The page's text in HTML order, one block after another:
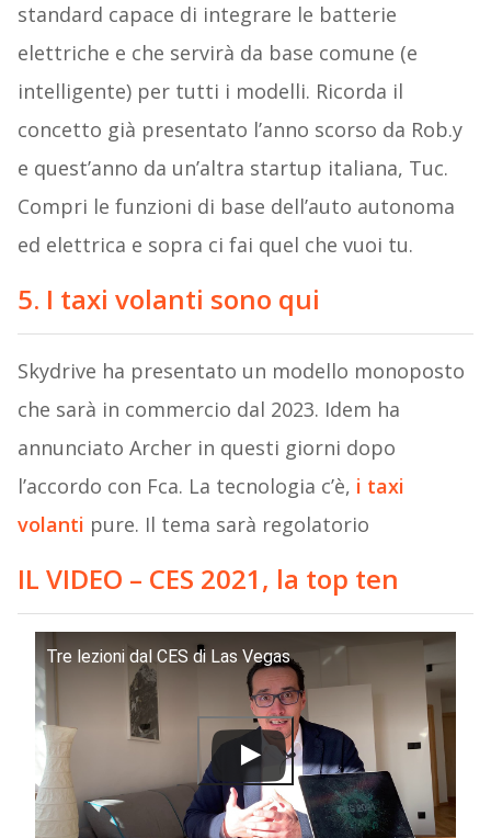
standard capace di integrare le batterie
elettriche e che servirà da base comune (e
intelligente) per tutti i modelli. Ricorda il
concetto già presentato l’anno scorso da Rob.y
e quest’anno da un’altra startup italiana, Tuc.
Compri le funzioni di base dell’auto autonoma
ed elettrica e sopra ci fai quel che vuoi tu.
5. I taxi volanti sono qui
Skydrive ha presentato un modello monoposto
che sarà in commercio dal 2023. Idem ha
annunciato Archer in questi giorni dopo
l’accordo con Fca. La tecnologia c’è, i taxi
volanti pure. Il tema sarà regolatorio
IL VIDEO – CES 2021, la top ten
Tre lezioni dal CES di Las Vegas